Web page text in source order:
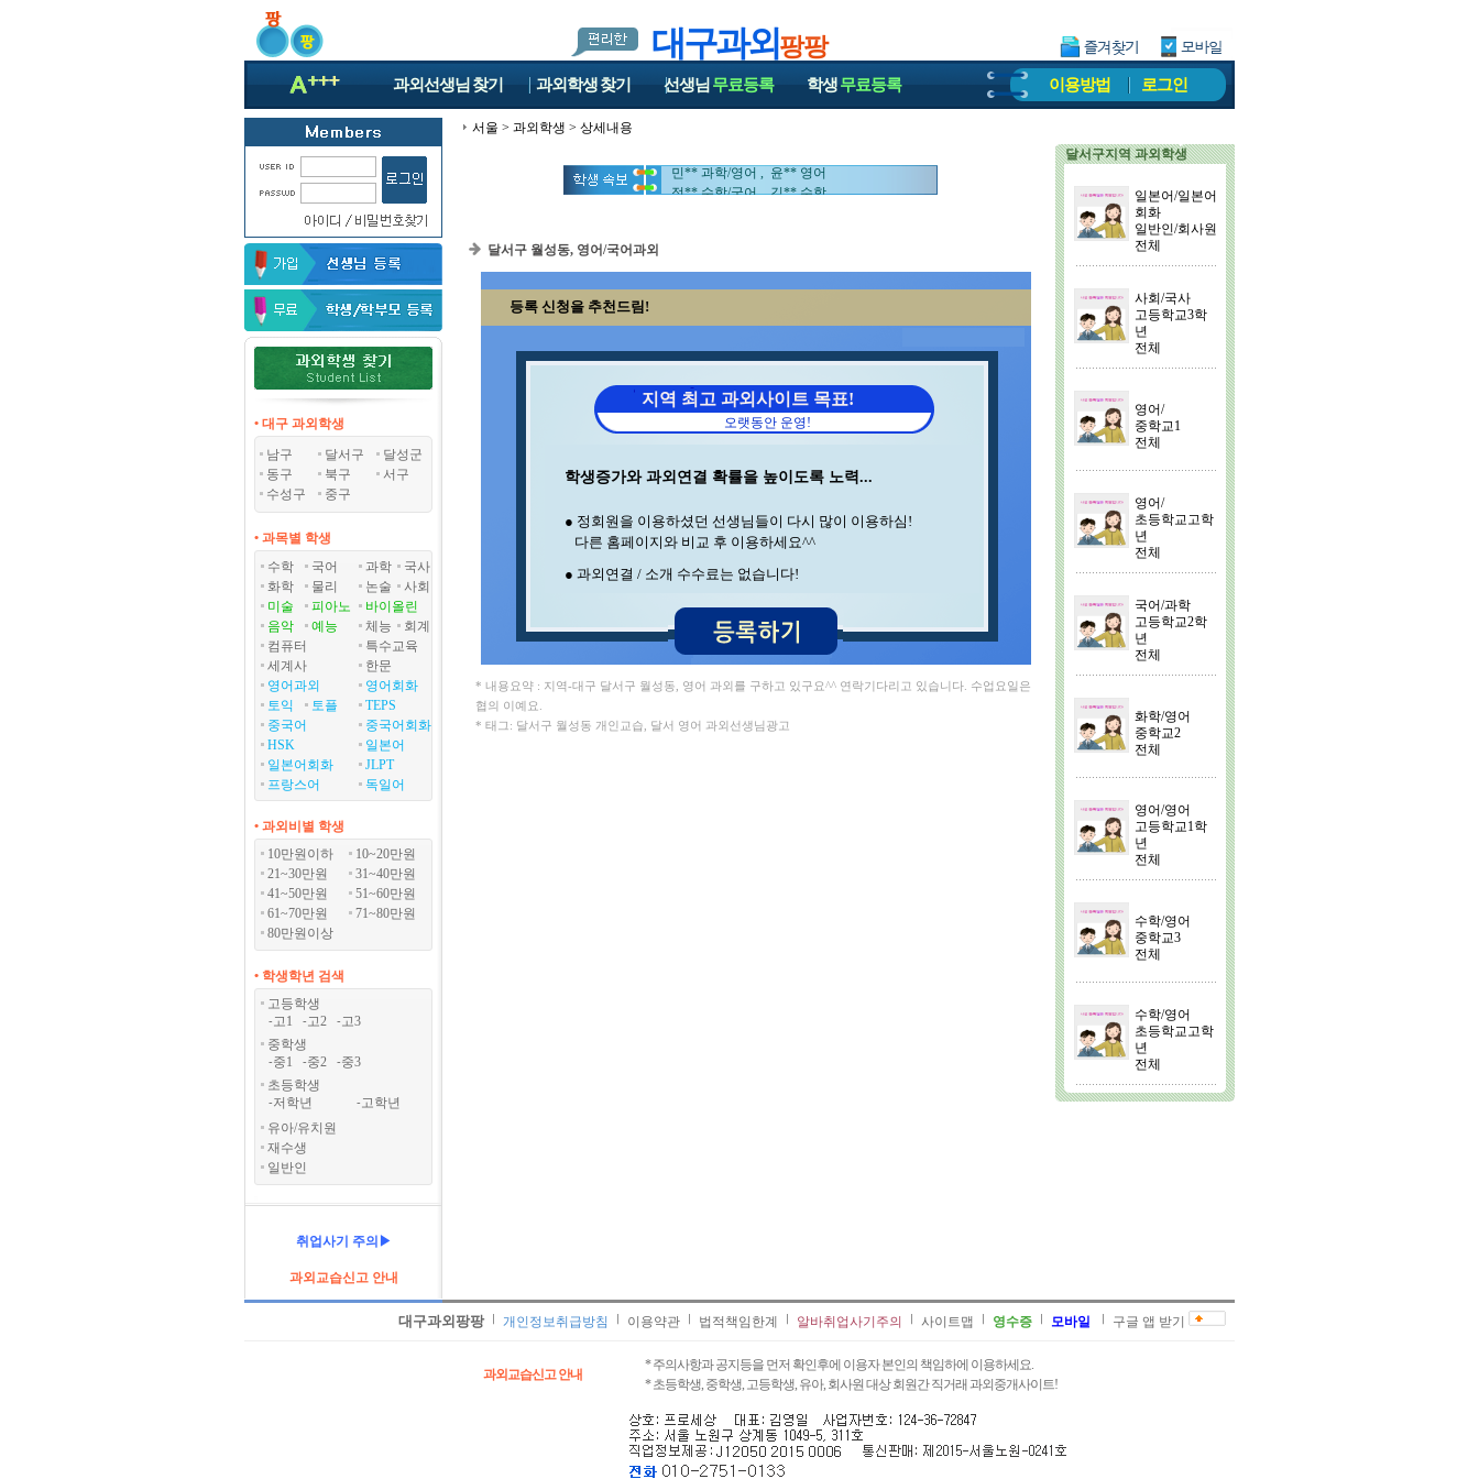
대구과외팡팡
과외선생님 찾기 과외학생찾기 선생님 무료등록 학생무료등록 이용방법 로그인
• 대구 과외학생
남구
달서구
달성군
동구
북구
서구
수성구
중구
• 과목별 학생
수학
국어 과학
국사
화학
물리 논술
사회
미술
피아노
바이올린
음악
예능 체능
회계
컴퓨터
특수교육
세계사
한문
영어과외
영어회화
토익
토플
TEPS
중국어
중국어회화
HSK
일본어
일본어회화
JLPT
프랑스어
독일어
• 과외비별 학생
10만원이하
10~20만원
21~30만원
31~40만원
41~50만원
51~60만원
61~70만원
71~80만원
80만원이상
• 학생학년 검색
고등학생
-고1 -고2 -고3
중학생
-중1 -중2 -중3
초등학생
-저학년 -고학년
유아/유치원
재수생
일반인
취업사기 주의▶
과외교습신고 안내
서울 > 과외학생 > 상세내용
민** 과학/영어 , 윤** 영어
정** 수학/국어 , 김** 수학
홍* 수학 , 김** 수학
이** 영어 , 구** 수학
이** 수학/영어 , 송* 영어/과학
중** 과학 , 양** 영어
조** 수학 , 김** 수학
김** 영어 , 최** 수학/과학
이** 중국어회화/중국어 ,
이** 수학 , 김** 수학/영어
민** 과학/영어 , 윤** 영어
김** 영어/일본어 , 최** 수학
최** 일본어/일본어회화 , 박** 수학/영어
강** 수학 , 김** 수학/영어
홍* 수학 , 김** 수학
임** 과학/수학 , 김** 수학/과학
오** 수학 , 박** 수학
달서구 월성동, 영어/국어과외
등록 신청을 추천드림!
지역 최고 과외사이트 목표!
오랫동안 운영!
학생증가와 과외연결 확률을 높이도록 노력...
● 정회원을 이용하셨던 선생님들이 다시 많이 이용하심!
다른 홈페이지와 비교 후 이용하세요^^
● 과외연결 / 소개 수수료는 없습니다!
* 내용요약 : 지역-대구 달서구 월성동, 영어 과외를 구하고 있구요^^ 연락기다리고 있습니다. 수업요일은
협의 이예요.
* 태그: 달서구 월성동 개인교습, 달서 영어 과외선생님광고
달서구지역 과외학생
일본어/일본어
회화
일반인/회사원
전체
사회/국사
고등학교3학
년
전체
영어/
중학교1
전체
영어/
초등학교고학
년
전체
국어/과학
고등학교2학
년
전체
화학/영어
중학교2
전체
영어/영어
고등학교1학
년
전체
수학/영어
중학교3
전체
수학/영어
초등학교고학
년
전체
대구과외팡팡 개인정보취급방침 이용약관 법적책임한계 알바취업사기주의 사이트맵 영수증 모바일 구글 앱 받기
과외교습신고 안내
* 주의사항과 공지등을 먼저 확인후에 이용자 본인의 책임하에 이용하세요.
* 초등학생, 중학생, 고등학생, 유아, 회사원 대상 회원간 직거래 과외중개사이트!